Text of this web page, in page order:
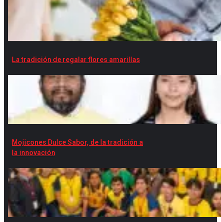
La tradición de regalar flores amarillas
Mojicones Dulce Sabor, de la tradición a
la innovación